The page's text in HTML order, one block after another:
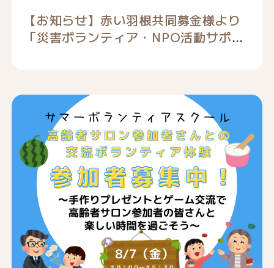
【お知らせ】赤い羽根共同募金様より
「災害ボランティア・NPO活動サポー